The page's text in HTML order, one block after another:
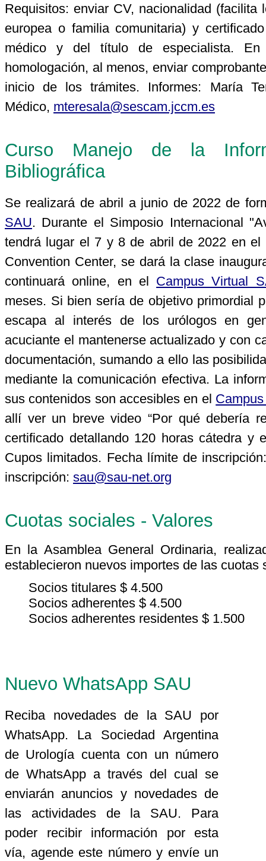
Requisitos: enviar CV, nacionalidad (facilita
europea o familia comunitaria) y
médico y del título de especialista.
homologación, al menos, enviar
inicio de los trámites. Informes: María
Médico, mteresala@sescam.jccm.es
Curso Manejo de la
Bibliográfica
Se realizará de abril a junio de 2022 de
SAU. Durante el Simposio Internacional
tendrá lugar el 7 y 8 de abril de 2022 en el
Convention Center, se dará la clase
continuará online, en el Campus Virtual
meses. Si bien sería de objetivo primordial
escapa al interés de los urólogos en
acuciante el mantenerse actualizado y con
documentación, sumando a ello las
mediante la comunicación efectiva. La
sus contenidos son accesibles en el
allí ver un breve video “Por qué debería
certificado detallando 120 horas cátedra y
Cupos limitados. Fecha límite de
inscripción: sau@sau-net.org
Cuotas sociales - Valores
En la Asamblea General Ordinaria,
establecieron nuevos importes de las cuotas
Socios titulares $ 4.500
Socios adherentes $ 4.500
Socios adherentes residentes $ 1.500
Nuevo WhatsApp SAU
Reciba novedades de la SAU por
WhatsApp. La Sociedad Argentina
de Urología cuenta con un número
de WhatsApp a través del cual se
enviarán anuncios y novedades de
las actividades de la SAU. Para
poder recibir información por esta
vía, agende este número y envíe un